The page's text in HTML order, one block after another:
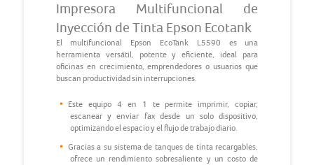
Impresora Multifuncional de
Inyección de Tinta Epson Ecotank
El multifuncional Epson EcoTank L5590 es una
herramienta versátil, potente y eficiente, ideal para
oficinas en crecimiento, emprendedores o usuarios que
buscan productividad sin interrupciones.
Este equipo 4 en 1 te permite imprimir, copiar,
escanear y enviar fax desde un solo dispositivo,
optimizando el espacio y el flujo de trabajo diario.
Gracias a su sistema de tanques de tinta recargables,
ofrece un rendimiento sobresaliente y un costo de